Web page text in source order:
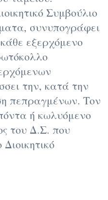
Συμβούλιο
συνυπογράφει
εξερχόμενο
την, κατά την
πεπραγμένων. Τον
ή κωλυόμενο
του Δ.Σ. που